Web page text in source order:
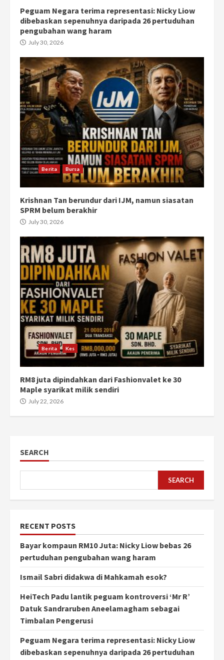
Peguam Negara terima representasi: Nicky Liow
dibebaskan sepenuhnya daripada 26 pertuduhan
pengubahan wang haram
July 30, 2026
Berita Bursa
Krishnan Tan berundur dari IJM, namun siasatan
SPRM belum berakhir
July 30, 2026
Berita Kes
RM8 juta dipindahkan dari Fashionvalet ke 30
Maple syarikat milik sendiri
July 22, 2026
SEARCH
SEARCH
RECENT POSTS
Bayar kompaun RM10 Juta: Nicky Liow bebas 26
pertuduhan pengubahan wang haram
Ismail Sabri didakwa di Mahkamah esok?
HeiTech Padu lantik peguam kontroversi ‘Mr R’
Datuk Sandraruben Aneelamagham sebagai
Timbalan Pengerusi
Peguam Negara terima representasi: Nicky Liow
dibebaskan sepenuhnya daripada 26 pertuduhan